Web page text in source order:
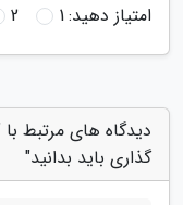
امتیاز دهید:1
2
دیدگاه های مرتبط با
گذاری باید بدانید"